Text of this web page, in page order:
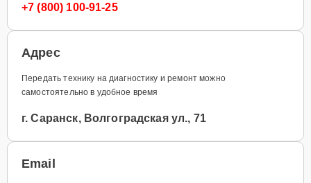
+7 (800) 100-91-25
Адрес
Передать технику на диагностику и ремонт можно
самостоятельно в удобное время
г. Саранск, Волгоградская ул., 71
Email